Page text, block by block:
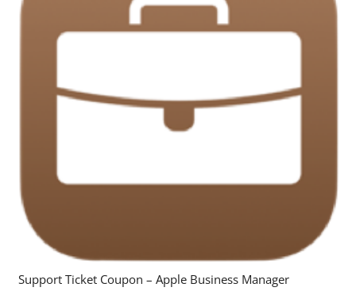
Support Ticket Coupon – Apple Business Manager